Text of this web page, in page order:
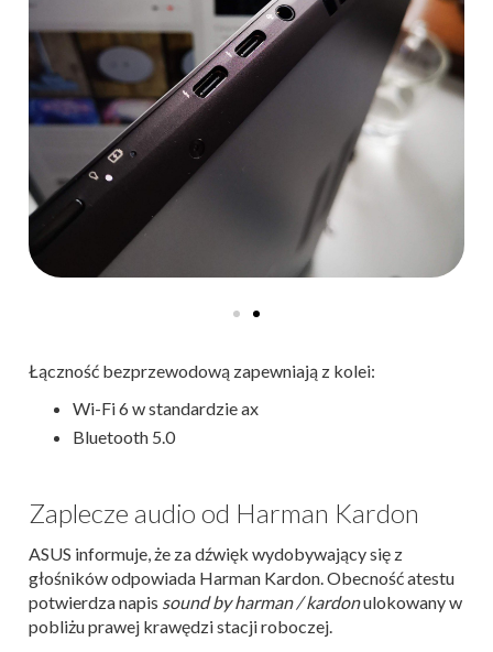
Łączność bezprzewodową zapewniają z kolei:
Wi-Fi 6 w standardzie ax
Bluetooth 5.0
Zaplecze audio od Harman Kardon
ASUS informuje, że za dźwięk wydobywający się z
głośników odpowiada Harman Kardon. Obecność atestu
potwierdza napis sound by harman / kardonulokowany w
pobliżu prawej krawędzi stacji roboczej.